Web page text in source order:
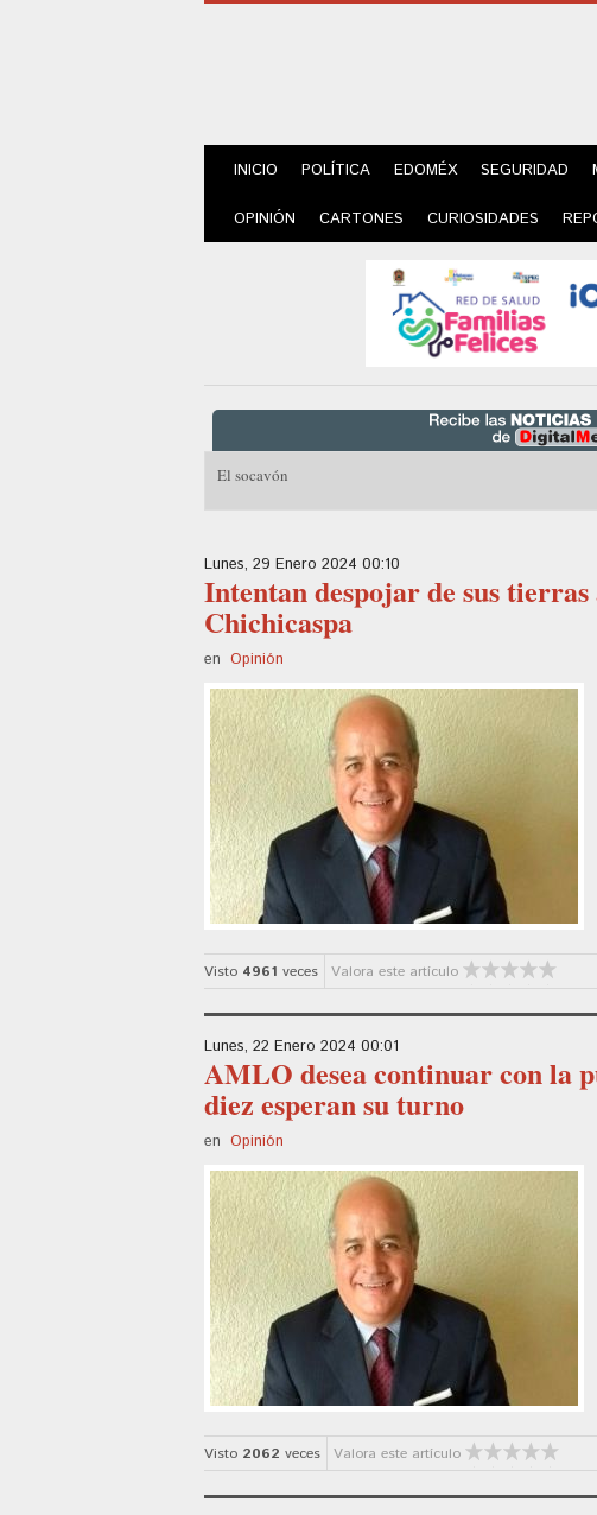
INICIO POLÍTICA EDOMÉX SEGURIDAD
OPINIÓN CARTONES CURIOSIDADES
El socavón
Lunes, 29 Enero 2024 00:10
Intentan despojar de sus
Chichicaspa
en Opinión
Visto 4961 veces Valora este artículo
Lunes, 22 Enero 2024 00:01
AMLO desea continuar con la
diez esperan su turno
en Opinión
Visto 2062 veces Valora este artículo